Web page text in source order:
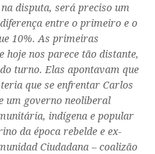
disputa, será preciso um
entre o primeiro e o
10%. As primeiras
hoje nos parece tão distante,
turno. Elas apontavam que
que se enfrentar Carlos
um governo neoliberal
indígena e popular
da época rebelde e ex-
Ciudadana – coalizão